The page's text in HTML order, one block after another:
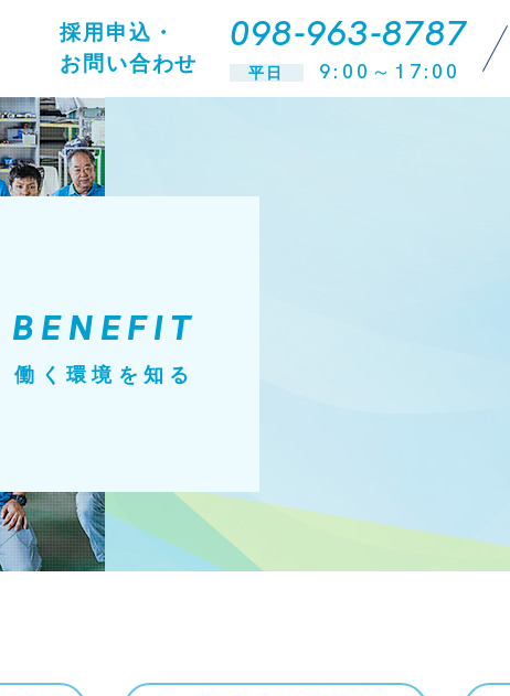
採用申込・
お問い合わせ
098-963-8787
平日 9:00～17:00
BENEFIT
働く環境を知る